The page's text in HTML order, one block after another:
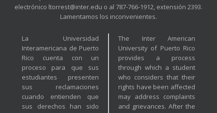
electrónico ltorrest@inter.edu o al 787-766-1912, extensión 2393.
Lamentamos los inconvenientes.
La Universidad
Interamericana de Puerto
Rico cuenta con un
proceso para que sus
estudiantes presenten
sus reclamaciones
cuando entienden que
sus derechos han sido
The Inter American
University of Puerto Rico
provides a process
through which a student
who considers that their
rights have been affected
may address complaints
and grievances. After the